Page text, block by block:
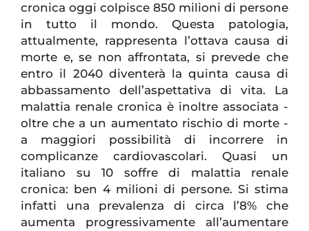
cronica oggi colpisce 850 milioni di persone
in tutto il mondo. Questa patologia,
attualmente, rappresenta l’ottava causa di
morte e, se non affrontata, si prevede che
entro il 2040 diventerà la quinta causa di
abbassamento dell’aspettativa di vita. La
malattia renale cronica è inoltre associata -
oltre che a un aumentato rischio di morte -
a maggiori possibilità di incorrere in
complicanze cardiovascolari. Quasi un
italiano su 10 soffre di malattia renale
cronica: ben 4 milioni di persone. Si stima
infatti una prevalenza di circa l’8% che
aumenta progressivamente all’aumentare